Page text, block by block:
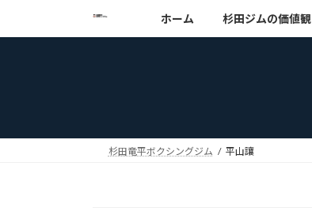
キ
に
ホーム 杉田ジムの価値観
杉田竜平ボクシングジム 平山讓